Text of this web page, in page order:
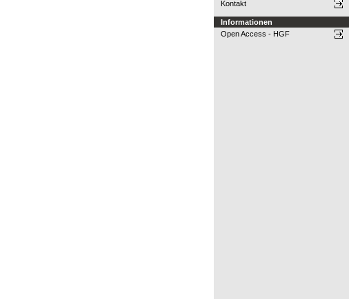
Kontakt
Informationen
Open Access - HGF